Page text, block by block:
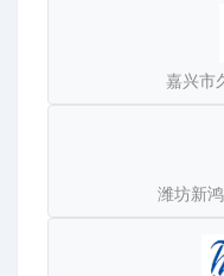
吨，同时公司依托上海
金设计研究院，山西太
户提供从工程设计到产
国各地的化肥、化工、
保制药等厂家使用效
和精良的生产设备，严
为本，以质量求生存，
持以“创新开拓市场，
嘉兴市
潍坊新